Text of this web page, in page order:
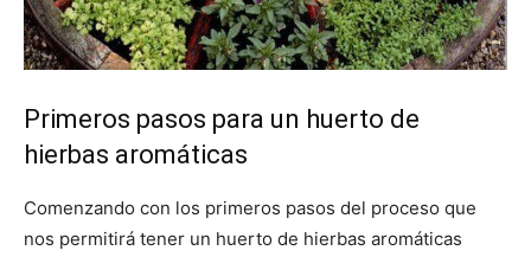
Primeros pasos para un huerto de
hierbas aromáticas
Comenzando con los primeros pasos del proceso que
nos permitirá tener un huerto de hierbas aromáticas